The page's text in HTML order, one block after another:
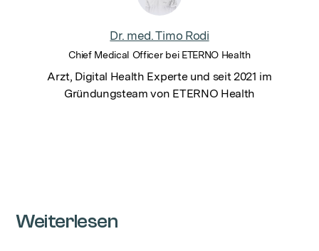
Dr. med. Timo Rodi
Chief Medical Officer bei ETERNO Health
Arzt, Digital Health Experte und seit 2021 im
Gründungsteam von ETERNO Health
Weiterlesen